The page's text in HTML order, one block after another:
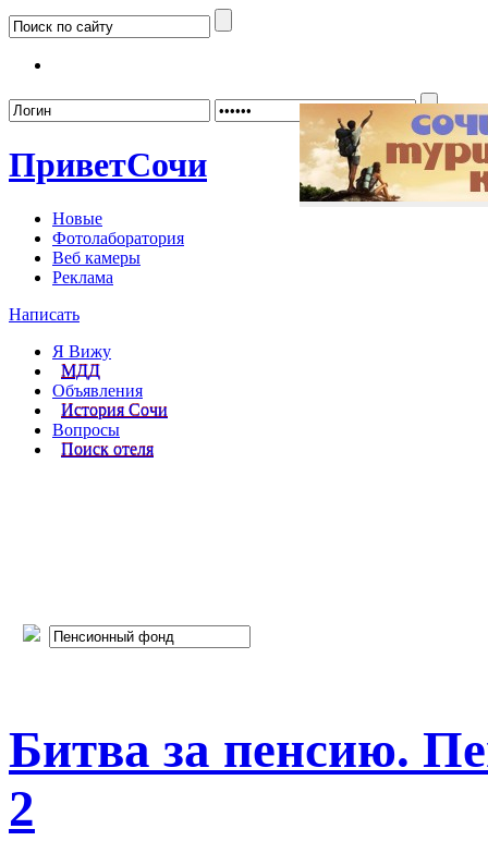
ПриветСочи
Новые
Фотолаборатория
Веб камеры
Реклама
Написать
Я Вижу
МДД
Объявления
История Сочи
Вопросы
Поиск отеля
Битва за пенсию.
2